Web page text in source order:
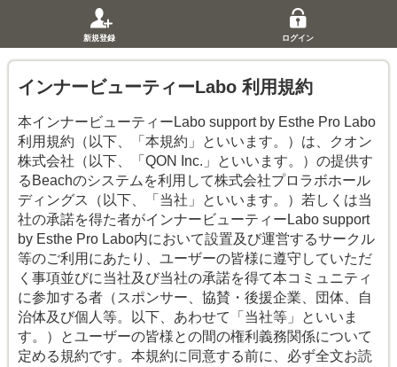
新規登録 ログイン
インナービューティーLabo 利用規約
本インナービューティーLabo support by Esthe Pro Labo
利用規約（以下、「本規約」といいます。）は、クオン
株式会社（以下、「QON Inc.」といいます。）の提供す
るBeachのシステムを利用して株式会社プロラボホール
ディングス（以下、「当社」といいます。）若しくは当
社の承諾を得た者がインナービューティーLabo support
by Esthe Pro Labo内において設置及び運営するサークル
等のご利用にあたり、ユーザーの皆様に遵守していただ
く事項並びに当社及び当社の承諾を得て本コミュニティ
に参加する者（スポンサー、協賛・後援企業、団体、自
治体及び個人等。以下、あわせて「当社等」といいま
す。）とユーザーの皆様との間の権利義務関係について
定める規約です。本規約に同意する前に、必ず全文お読